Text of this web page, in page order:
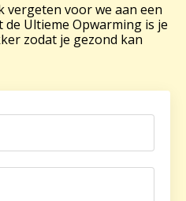
vergeten voor we aan een
Ultieme Opwarming is je
zodat je gezond kan